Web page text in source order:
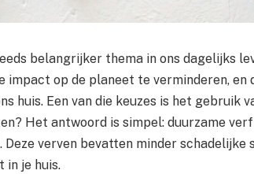
belangrijker thema in ons dagelijks
impact op de planeet te verminderen, en
huis. Een van die keuzes is het gebruik
Het antwoord is simpel: duurzame
Deze verven bevatten minder
in je huis.